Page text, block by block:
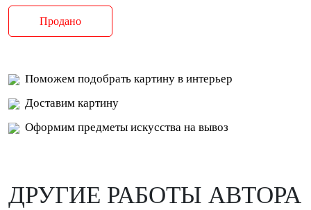
Продано
Поможем подобрать картину в интерьер
Доставим картину
Оформим предметы искусства на вывоз
ДРУГИЕ РАБОТЫ АВТОРА